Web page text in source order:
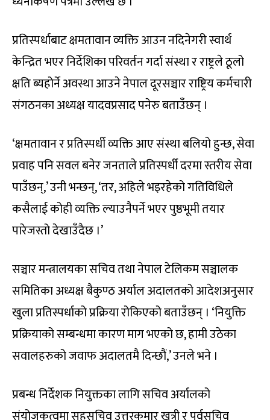
प्रतिस्पर्धाबाट क्षमतावान व्यक्ति आउन नदिनेगरी स्वार्थ
केन्द्रित भएर निर्देशिका परिवर्तन गर्दा संस्था र राष्ट्रले ठूलो
क्षति ब्यहोर्ने अवस्था आउने नेपाल दूरसञ्चार राष्ट्रिय कर्मचारी
संगठनका अध्यक्ष यादवप्रसाद पनेरु बताउँछन् ।
‘क्षमतावान र प्रतिस्पर्धी व्यक्ति आए संस्था बलियो हुन्छ, सेवा
प्रवाह पनि सवल बनेर जनताले प्रतिस्पर्धी दरमा स्तरीय सेवा
पाउँछन्,’ उनी भन्छन्, ‘तर, अहिले भइरहेको गतिविधिले
कसैलाई कोही व्यक्ति ल्याउनैपर्ने भएर पुष्ठभूमी तयार
पारेजस्तो देखाउँदैछ ।’
सञ्चार मन्त्रालयका सचिव तथा नेपाल टेलिकम सञ्चालक
समितिका अध्यक्ष बैकुण्ठ अर्याल अदालतको आदेशअनुसार
खुला प्रतिस्पर्धाको प्रक्रिया रोकिएको बताउँछन् । ‘नियुक्ति
प्रक्रियाको सम्बन्धमा कारण माग भएको छ, हामी उठेका
सवालहरुको जवाफ अदालतमै दिन्छौं,’ उनले भने ।
प्रबन्ध निर्देशक नियुक्तका लागि सचिव अर्यालको